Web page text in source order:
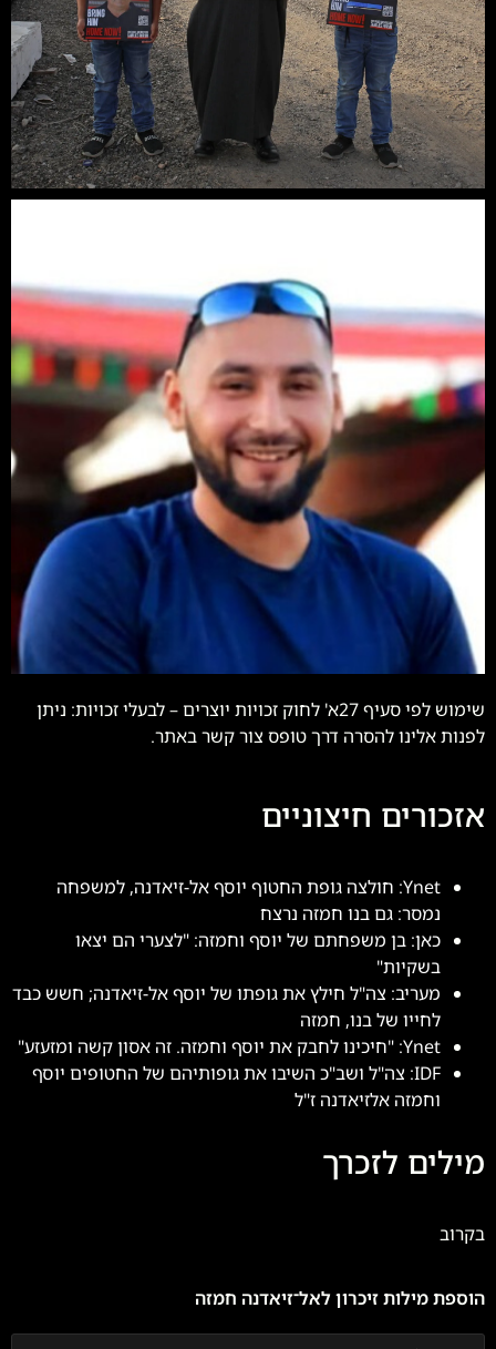
שימוש לפי סעיף 27א' לחוק זכויות יוצרים – לבעלי זכויות: ניתן
לפנות אלינו להסרה דרך טופס צור קשר באתר.
אזכורים חיצוניים
Ynet: חולצה גופת החטוף יוסף אל-זיאדנה, למשפחה
נמסר: גם בנו חמזה נרצח
כאן: בן משפחתם של יוסף וחמזה: "לצערי הם יצאו
בשקיות"
מעריב: צה"ל חילץ את גופתו של יוסף אל-זיאדנה; חשש כבד
לחייו של בנו, חמזה
Ynet: "חיכינו לחבק את יוסף וחמזה. זה אסון קשה ומזעזע"
IDF: צה"ל ושב"כ השיבו את גופותיהם של החטופים יוסף
וחמזה אלזיאדנה ז"ל
מילים לזכרך
בקרוב
הוספת מילות זיכרון לאל־זיאדנה חמזה